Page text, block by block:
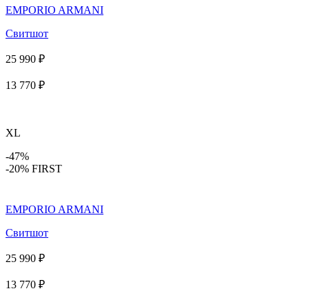
EMPORIO ARMANI
Свитшот
25 990 ₽
13 770 ₽
XL
-47%
-20% FIRST
EMPORIO ARMANI
Свитшот
25 990 ₽
13 770 ₽